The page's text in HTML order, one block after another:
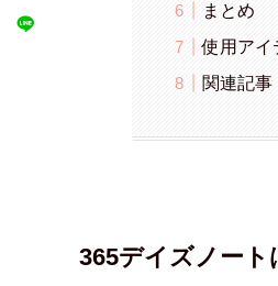
まとめ
使用アイ
関連記事
365デイズノート